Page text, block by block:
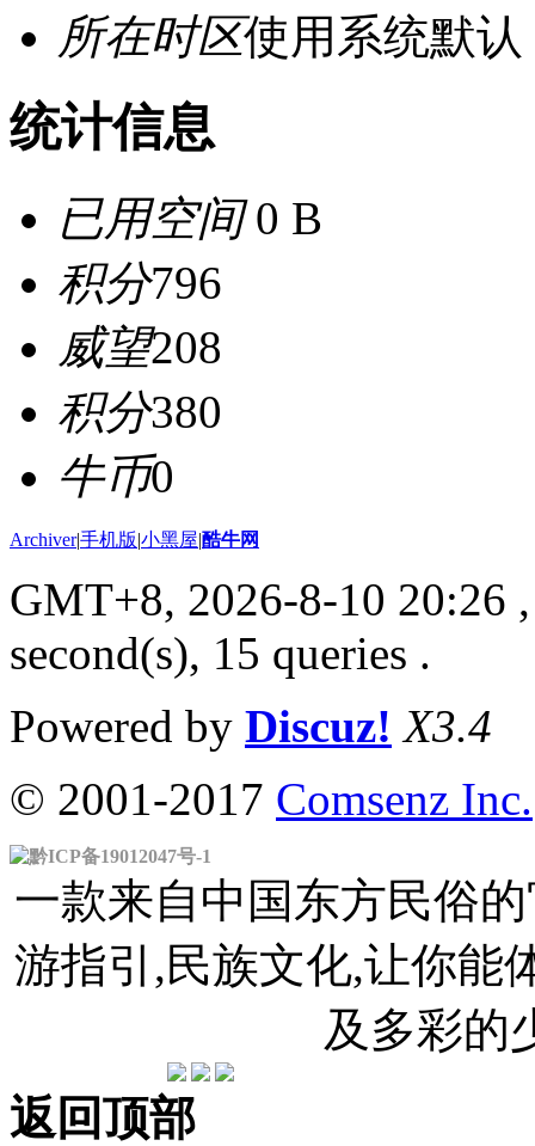
所在时区使用系统默认
统计信息
已用空间0 B
积分796
威望208
积分380
牛币0
Archiver|手机版|小黑屋|酷牛网
GMT+8, 2026-8-10 20:26
second(s), 15 queries .
Powered by Discuz! X3.4
© 2001-2017 Comsenz Inc.
黔ICP备19012047号-1
一款来自中国东方民俗
游指引,民族文化,让你能
及多彩的
返回顶部